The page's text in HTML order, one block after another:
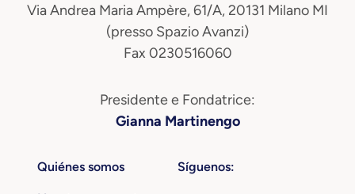
Via Andrea Maria Ampère, 61/A, 20131 Milano MI
(presso Spazio Avanzi)
Fax 0230516060
Presidente e Fondatrice:
Gianna Martinengo
Quiénes somos Síguenos: